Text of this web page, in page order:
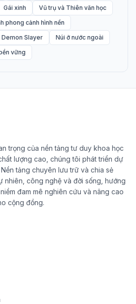
Gái xinh
Vũ trụ và Thiên văn học
phong cảnh hình nền
Demon Slayer
Núi ở nước ngoài
vững
trọng của nền tảng tư duy khoa học
lượng cao, chúng tôi phát triển dự
tảng chuyên lưu trữ và chia sẻ
nhiên, công nghệ và đời sống, hướng
đam mê nghiên cứu và nâng cao
cộng đồng.